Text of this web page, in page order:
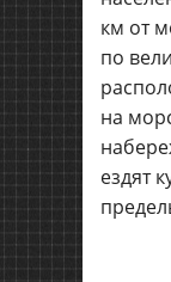
км от
по
на
ездят